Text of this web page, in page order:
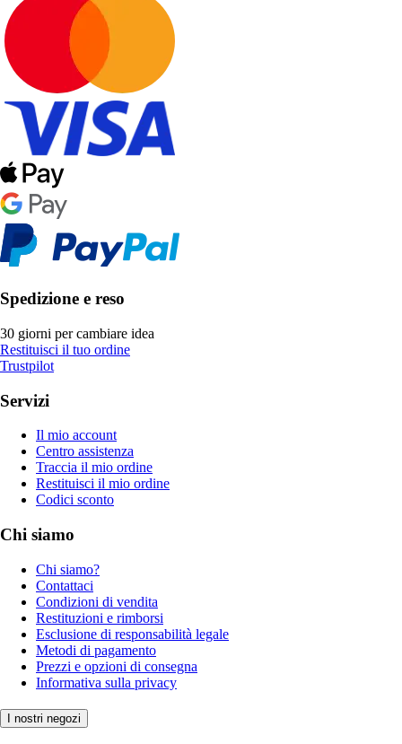
Spedizione e reso
30 giorni per cambiare idea
Restituisci il tuo ordine
Trustpilot
Servizi
Il mio account
Centro assistenza
Traccia il mio ordine
Restituisci il mio ordine
Codici sconto
Chi siamo
Chi siamo?
Contattaci
Condizioni di vendita
Restituzioni e rimborsi
Esclusione di responsabilità legale
Metodi di pagamento
Prezzi e opzioni di consegna
Informativa sulla privacy
I nostri negozi